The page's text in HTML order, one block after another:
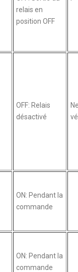
relais en
position OFF
OFF: Relais
désactivé
ON: Pendant la
commande
ON: Pendant la
commande